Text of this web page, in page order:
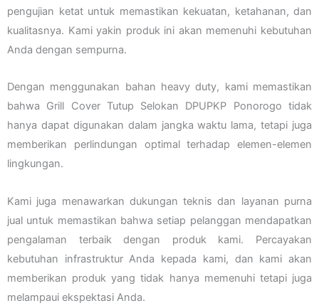
pengujian ketat untuk memastikan kekuatan, ketahanan, dan
kualitasnya. Kami yakin produk ini akan memenuhi kebutuhan
Anda dengan sempurna.
Dengan menggunakan bahan heavy duty, kami memastikan
bahwa Grill Cover Tutup Selokan DPUPKP Ponorogo tidak
hanya dapat digunakan dalam jangka waktu lama, tetapi juga
memberikan perlindungan optimal terhadap elemen-elemen
lingkungan.
Kami juga menawarkan dukungan teknis dan layanan purna
jual untuk memastikan bahwa setiap pelanggan mendapatkan
pengalaman terbaik dengan produk kami. Percayakan
kebutuhan infrastruktur Anda kepada kami, dan kami akan
memberikan produk yang tidak hanya memenuhi tetapi juga
melampaui ekspektasi Anda.